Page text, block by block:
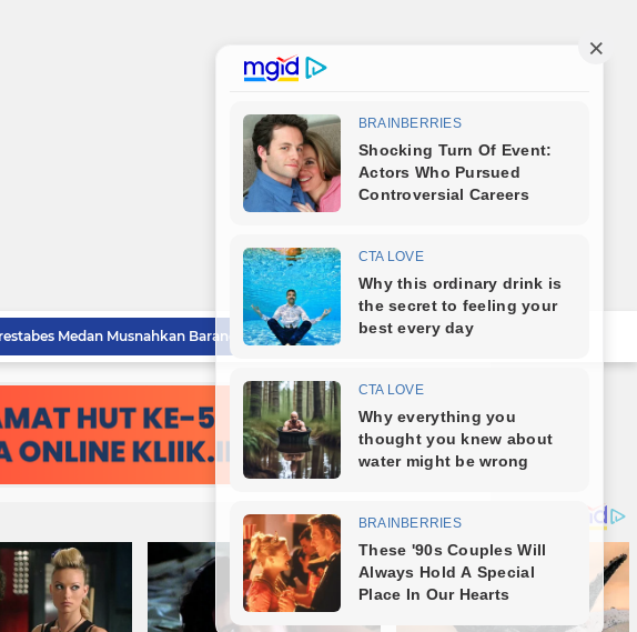
Lahirkan Generasi Bebas Stunting, Wali Kota Tebingtinggi Dorong Optimalisasi SP3 Catin
Tebingtinggi Komitmen Percepatan Turunkan Stunting
Bareng Kapolres dan Dandim, Wali Kota Tebingtinggi Jamu Taruna AKPOL di Rumah Dinas
Sat Reskrim Polres Tebingtinggi Selesaikan Kasus Pengeroyokan Melalui Restorative Justice
Wali Kota Tebingtinggi Tinjau Rumah Tidak Layak Huni, Warga Sampaikan Apresiasi
Iman Irdian Saragih Terima Audiensi Al Jam'Iyatul Washliyah Kota Tebingtinggi
Audiensi ke Wali Kota, DPC PKB Tebingtinggi Perkenalkan Pengurus Baru dan Siap Bersinergi
Polrestabes Medan Musnahkan Barang Bukti Narkotika dan Barang Ilegal, Bukti Nyata Penegakan Hukum Secara Transparan